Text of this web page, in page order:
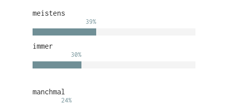
meistens
39%
immer
30%
manchmal
24%